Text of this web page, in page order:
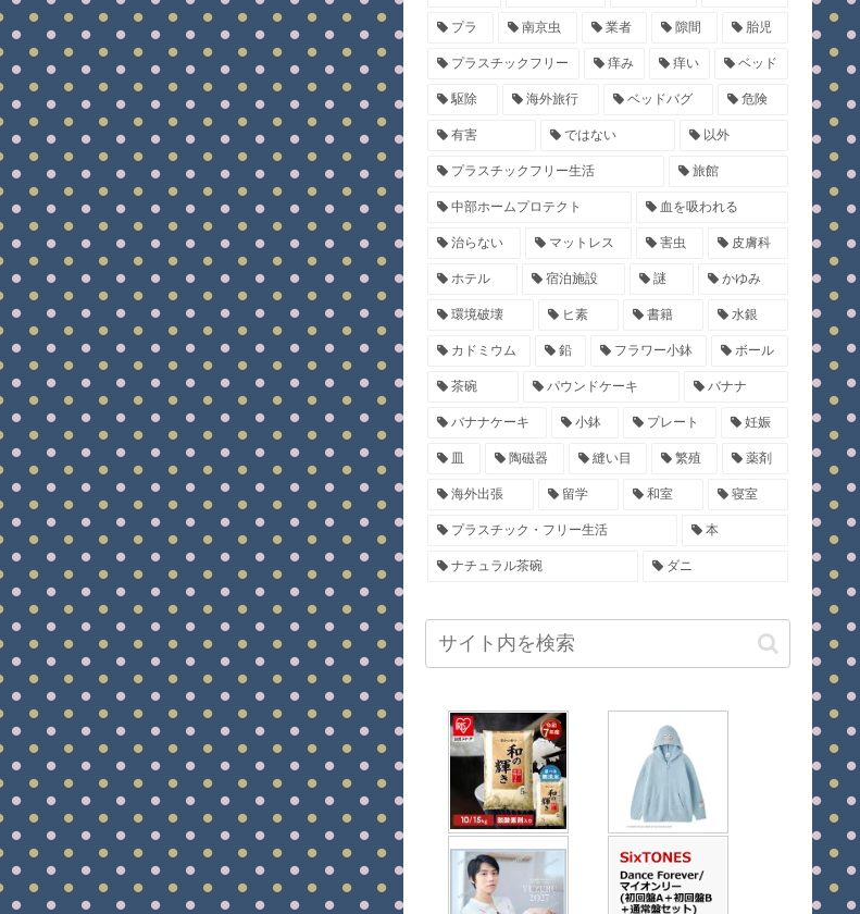
プラ 南京虫 業者 隙間 胎児
プラスチックフリー 痒み 痒い ベッド
駆除 海外旅行 ベッドバグ 危険
有害 ではない 以外
プラスチックフリー生活 旅館
中部ホームプロテクト 血を吸われる
治らない マットレス 害虫 皮膚科
ホテル 宿泊施設 謎 かゆみ
環境破壊 ヒ素 書籍 水銀
カドミウム 鉛 フラワー小鉢 ボール
茶碗 パウンドケーキ バナナ
バナナケーキ 小鉢 プレート 妊娠
皿 陶磁器 縫い目 繁殖 薬剤
海外出張 留学 和室 寝室
プラスチック・フリー生活 本
ナチュラル茶碗 ダニ